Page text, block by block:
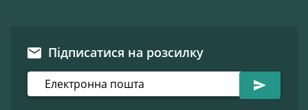
Підписатися на розсилку